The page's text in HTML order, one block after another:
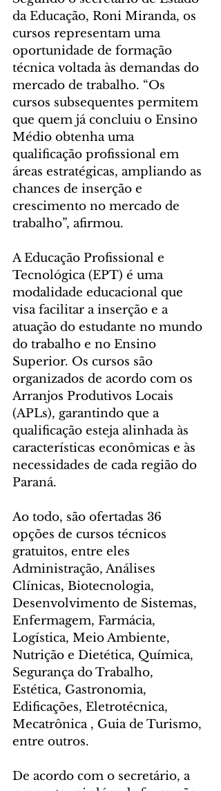
da Educação, Roni Miranda, os
cursos representam uma
oportunidade de formação
técnica voltada às demandas do
mercado de trabalho. “Os
cursos subsequentes permitem
que quem já concluiu o Ensino
Médio obtenha uma
qualificação profissional em
áreas estratégicas, ampliando as
chances de inserção e
crescimento no mercado de
trabalho”, afirmou.
A Educação Profissional e
Tecnológica (EPT) é uma
modalidade educacional que
visa facilitar a inserção e a
atuação do estudante no mundo
do trabalho e no Ensino
Superior. Os cursos são
organizados de acordo com os
Arranjos Produtivos Locais
(APLs), garantindo que a
qualificação esteja alinhada às
características econômicas e às
necessidades de cada região do
Paraná.
Ao todo, são ofertadas 36
opções de cursos técnicos
gratuitos, entre eles
Administração, Análises
Clínicas, Biotecnologia,
Desenvolvimento de Sistemas,
Enfermagem, Farmácia,
Logística, Meio Ambiente,
Nutrição e Dietética, Química,
Segurança do Trabalho,
Estética, Gastronomia,
Edificações, Eletrotécnica,
Mecatrônica , Guia de Turismo,
entre outros.
De acordo com o secretário, a